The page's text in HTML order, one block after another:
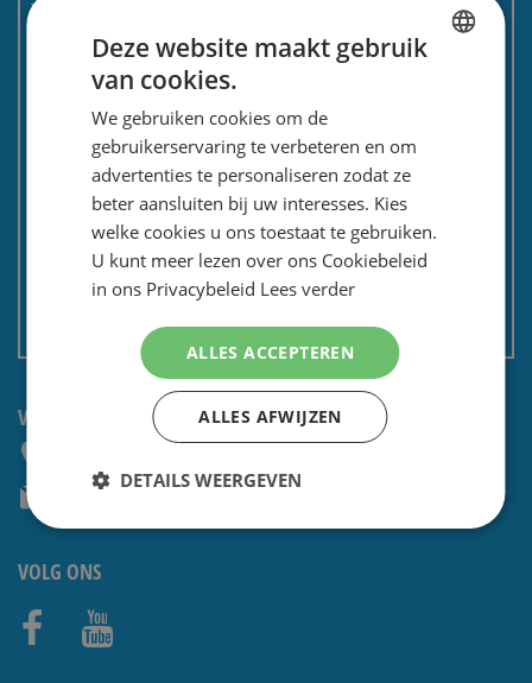
Tevredenheidsgarantie
Kadoservice
Bedrijven / zakelijk
Meest gestelde vragen
Contactformulier
Nieuwsbrief
Privacy en security
Algemene voorwaarden
Non EU: Belasting / douane
VRAGEN? NEEM CONTACT OP:
service@shavesavings.com
VOLG ONS
Deze website maakt gebruik
van cookies.
We gebruiken cookies om de
gebruikerservaring te verbeteren en om
advertenties te personaliseren zodat ze
beter aansluiten bij uw interesses. Kies
welke cookies u ons toestaat te gebruiken.
U kunt meer lezen over ons Cookiebeleid
in ons Privacybeleid Lees verder
ALLES ACCEPTEREN
ALLES AFWIJZEN
DETAILS WEERGEVEN